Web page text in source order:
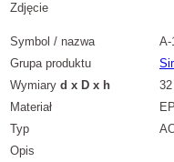
Zdjęcie
Symbol / nazwa
A-
Grupa produktu
Wymiary d x D x h
Materiał
Typ
Opis